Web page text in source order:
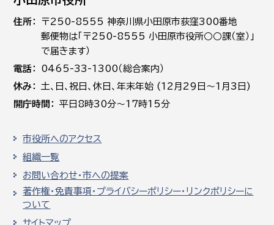
住所
〒250-8555 神奈川県小田原市荻窪300番地
郵便物は「〒250-8555 小田原市役所○○課（室）」
で届きます）
電話
0465-33-1300（総合案内）
休み
土､日､祝日、休日、年末年始 (12月29日～1月3日)
開庁時間
平日8時30分～17時15分
市役所へのアクセス
組織一覧
お問い合わせ・市への提案
著作権・免責事項・プライバシーポリシー・リンクポリシーに
ついて
サイトマップ